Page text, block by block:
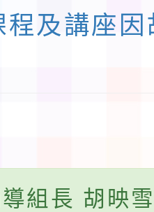
程及講座
組長 胡映